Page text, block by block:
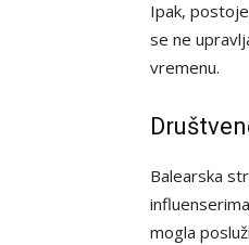
Ipak,
se ne
vremenu.
Balearska
mogla